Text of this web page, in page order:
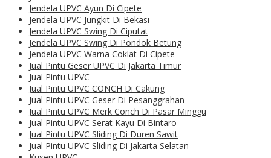
Jendela UPVC Ayun Di Cipete
Jendela UPVC Jungkit Di Bekasi
Jendela UPVC Swing Di Ciputat
Jendela UPVC Swing Di Pondok Betung
Jendela UPVC Warna Coklat Di Cipete
Jual Pintu Geser UPVC Di Jakarta Timur
Jual Pintu UPVC
Jual Pintu UPVC CONCH Di Cakung
Jual Pintu UPVC Geser Di Pesanggrahan
Jual Pintu UPVC Merk Conch Di Pasar Minggu
Jual Pintu UPVC Serat Kayu Di Bintaro
Jual Pintu UPVC Sliding Di Duren Sawit
Jual Pintu UPVC Sliding Di Jakarta Selatan